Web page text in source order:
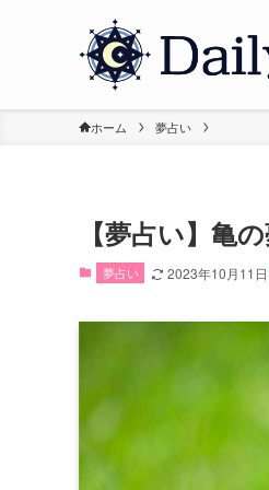
ホーム 夢占い
【夢占い】亀
夢占い 2023年10月11日